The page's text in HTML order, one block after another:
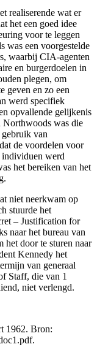
realiserende wat er
het een goed idee
voor te leggen
was een voorgestelde
waarbij CIA-agenten
en burgerdoelen in
plegen, om
geven en zo een
werd specifiek
opvallende gelijkenis
Northwoods was die
van
de voordelen voor
individuen werd
het bereiken van het
niet neerkwam op
stuurde het
– Justification for
naar het bureau van
het door te sturen naar
Kennedy het
van generaal
Staff, die van 1
niet verlengd.
1962. Bron: